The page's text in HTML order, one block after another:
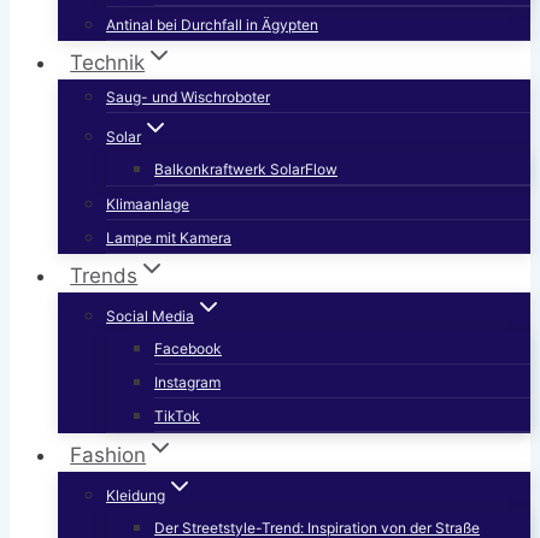
Antinal bei Durchfall in Ägypten
Technik
Saug- und Wischroboter
Solar
Balkonkraftwerk SolarFlow
Klimaanlage
Lampe mit Kamera
Trends
Social Media
Facebook
Instagram
TikTok
Fashion
Kleidung
Der Streetstyle-Trend: Inspiration von der Straße